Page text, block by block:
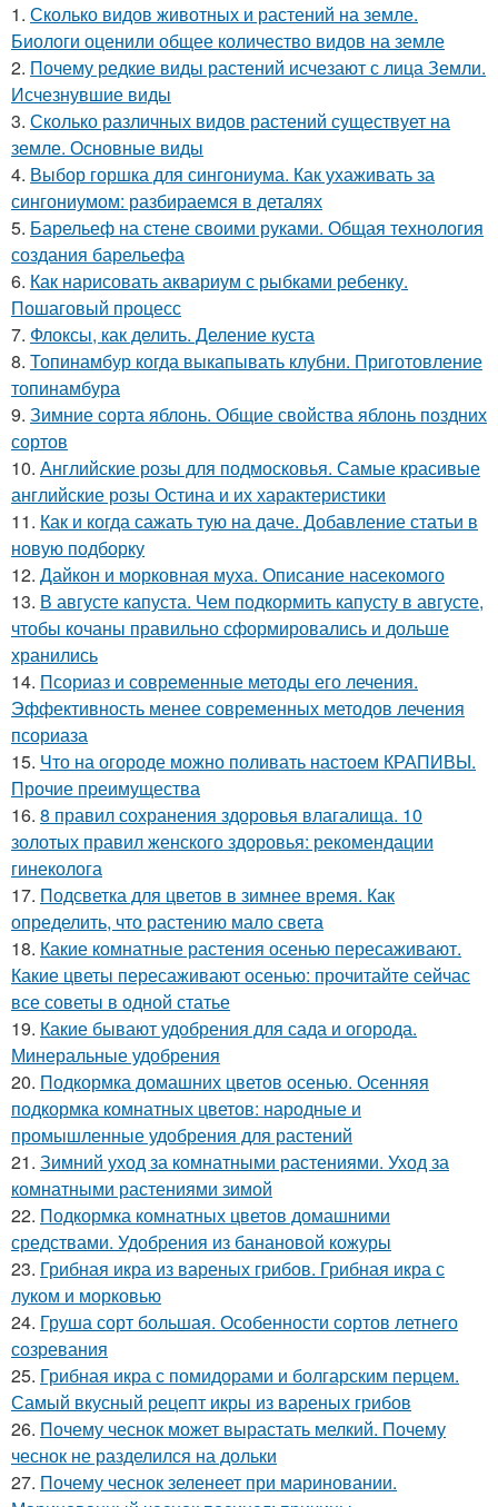
1. Сколько видов животных и растений на земле.
Биологи оценили общее количество видов на земле
2. Почему редкие виды растений исчезают с лица Земли.
Исчезнувшие виды
3. Сколько различных видов растений существует на
земле. Основные виды
4. Выбор горшка для сингониума. Как ухаживать за
сингониумом: разбираемся в деталях
5. Барельеф на стене своими руками. Общая технология
создания барельефа
6. Как нарисовать аквариум с рыбками ребенку.
Пошаговый процесс
7. Флоксы, как делить. Деление куста
8. Топинамбур когда выкапывать клубни. Приготовление
топинамбура
9. Зимние сорта яблонь. Общие свойства яблонь поздних
сортов
10. Английские розы для подмосковья. Самые красивые
английские розы Остина и их характеристики
11. Как и когда сажать тую на даче. Добавление статьи в
новую подборку
12. Дайкон и морковная муха. Описание насекомого
13. В августе капуста. Чем подкормить капусту в августе,
чтобы кочаны правильно сформировались и дольше
хранились
14. Псориаз и современные методы его лечения.
Эффективность менее современных методов лечения
псориаза
15. Что на огороде можно поливать настоем КРАПИВЫ.
Прочие преимущества
16. 8 правил сохранения здоровья влагалища. 10
золотых правил женского здоровья: рекомендации
гинеколога
17. Подсветка для цветов в зимнее время. Как
определить, что растению мало света
18. Какие комнатные растения осенью пересаживают.
Какие цветы пересаживают осенью: прочитайте сейчас
все советы в одной статье
19. Какие бывают удобрения для сада и огорода.
Минеральные удобрения
20. Подкормка домашних цветов осенью. Осенняя
подкормка комнатных цветов: народные и
промышленные удобрения для растений
21. Зимний уход за комнатными растениями. Уход за
комнатными растениями зимой
22. Подкормка комнатных цветов домашними
средствами. Удобрения из банановой кожуры
23. Грибная икра из вареных грибов. Грибная икра с
луком и морковью
24. Груша сорт большая. Особенности сортов летнего
созревания
25. Грибная икра с помидорами и болгарским перцем.
Самый вкусный рецепт икры из вареных грибов
26. Почему чеснок может вырастать мелкий. Почему
чеснок не разделился на дольки
27. Почему чеснок зеленеет при мариновании.